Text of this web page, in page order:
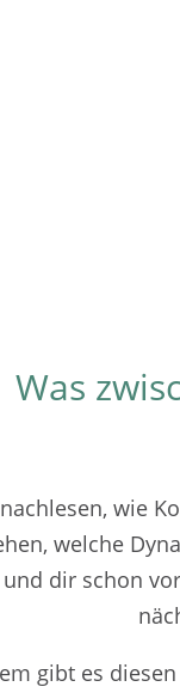
Was
wie
welche
dir schon
gibt es